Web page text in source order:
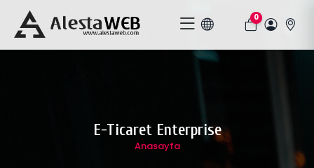
0
E-Ticaret Enterprise
Anasayfa